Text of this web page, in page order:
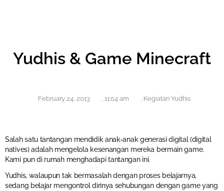
Yudhis & Game Minecraft
February 24, 2013 , 11:04 am , Kegiatan Yudhis
Salah satu tantangan mendidik anak-anak generasi digital (digital
natives) adalah mengelola kesenangan mereka bermain game.
Kami pun di rumah menghadapi tantangan ini.
Yudhis, walaupun tak bermasalah dengan proses belajarnya,
sedang belajar mengontrol dirinya sehubungan dengan game yang